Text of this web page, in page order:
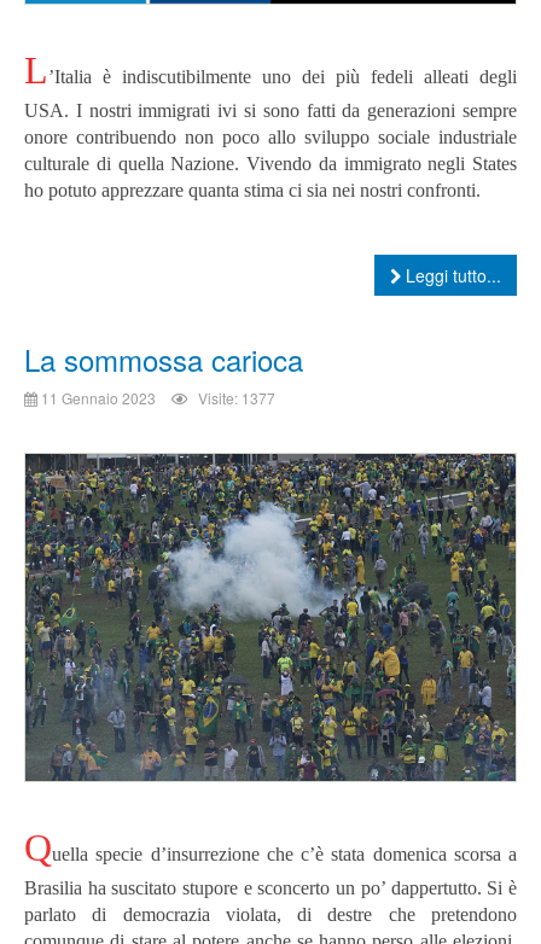
L’Italia è indiscutibilmente uno dei più fedeli alleati degli
USA. I nostri immigrati ivi si sono fatti da generazioni sempre
onore contribuendo non poco allo sviluppo sociale industriale
culturale di quella Nazione. Vivendo da immigrato negli States
ho potuto apprezzare quanta stima ci sia nei nostri confronti.
Leggi tutto...
La sommossa carioca
11 Gennaio 2023 Visite: 1377
Quella specie d’insurrezione che c’è stata domenica scorsa a
Brasilia ha suscitato stupore e sconcerto un po’ dappertutto. Si è
parlato di democrazia violata, di destre che pretendono